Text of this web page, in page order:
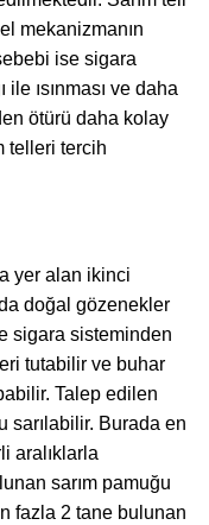
mekanizmanın
ise sigara
ile ısınması ve daha
ötürü daha kolay
telleri tercih
yer alan ikinci
doğal gözenekler
sigara sisteminden
tutabilir ve buhar
Talep edilen
sarılabilir. Burada en
aralıklarla
sarım pamuğu
fazla 2 tane bulunan